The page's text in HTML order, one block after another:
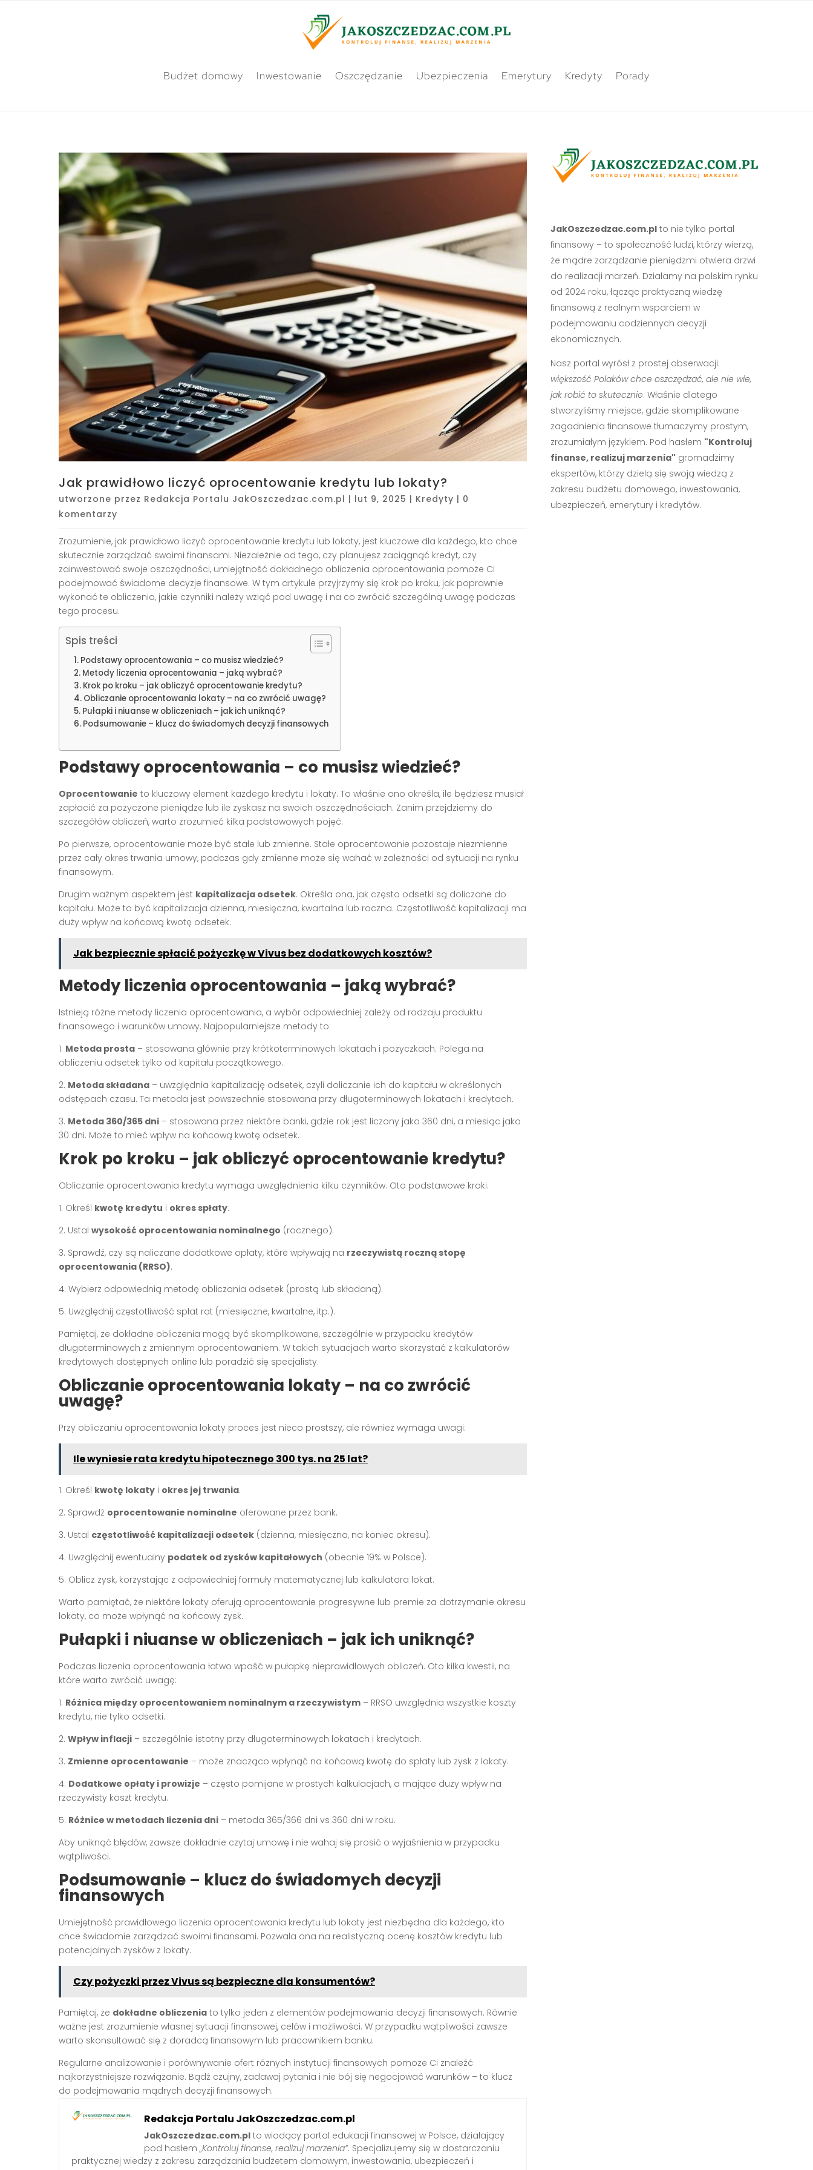
Budżet domowy Inwestowanie Oszczędzanie Ubezpieczenia Emerytury Kredyty Porady
Jak prawidłowo liczyć oprocentowanie kredytu lub lokaty?
utworzone przez Redakcja Portalu JakOszczedzac.com.pl | lut 9, 2025 | Kredyty | 0
komentarzy
Zrozumienie, jak prawidłowo liczyć oprocentowanie kredytu lub lokaty, jest kluczowe dla każdego, kto chce
skutecznie zarządzać swoimi finansami. Niezależnie od tego, czy planujesz zaciągnąć kredyt, czy
zainwestować swoje oszczędności, umiejętność dokładnego obliczenia oprocentowania pomoże Ci
podejmować świadome decyzje finansowe. W tym artykule przyjrzymy się krok po kroku, jak poprawnie
wykonać te obliczenia, jakie czynniki należy wziąć pod uwagę i na co zwrócić szczególną uwagę podczas
tego procesu.
Spis treści
Podstawy oprocentowania – co musisz wiedzieć?
Metody liczenia oprocentowania – jaką wybrać?
Krok po kroku – jak obliczyć oprocentowanie kredytu?
Obliczanie oprocentowania lokaty – na co zwrócić uwagę?
Pułapki i niuanse w obliczeniach – jak ich uniknąć?
Podsumowanie – klucz do świadomych decyzji finansowych
Podstawy oprocentowania – co musisz wiedzieć?
Oprocentowanie to kluczowy element każdego kredytu i lokaty. To właśnie ono określa, ile będziesz musiał
zapłacić za pożyczone pieniądze lub ile zyskasz na swoich oszczędnościach. Zanim przejdziemy do
szczegółów obliczeń, warto zrozumieć kilka podstawowych pojęć.
Po pierwsze, oprocentowanie może być stałe lub zmienne. Stałe oprocentowanie pozostaje niezmienne
przez cały okres trwania umowy, podczas gdy zmienne może się wahać w zależności od sytuacji na rynku
finansowym.
Drugim ważnym aspektem jest kapitalizacja odsetek. Określa ona, jak często odsetki są doliczane do
kapitału. Może to być kapitalizacja dzienna, miesięczna, kwartalna lub roczna. Częstotliwość kapitalizacji ma
duży wpływ na końcową kwotę odsetek.
Jak bezpiecznie spłacić pożyczkę w Vivus bez dodatkowych kosztów?
Metody liczenia oprocentowania – jaką wybrać?
Istnieją różne metody liczenia oprocentowania, a wybór odpowiedniej zależy od rodzaju produktu
finansowego i warunków umowy. Najpopularniejsze metody to:
1. Metoda prosta – stosowana głównie przy krótkoterminowych lokatach i pożyczkach. Polega na
obliczeniu odsetek tylko od kapitału początkowego.
2. Metoda składana – uwzględnia kapitalizację odsetek, czyli doliczanie ich do kapitału w określonych
odstępach czasu. Ta metoda jest powszechnie stosowana przy długoterminowych lokatach i kredytach.
3. Metoda 360/365 dni – stosowana przez niektóre banki, gdzie rok jest liczony jako 360 dni, a miesiąc jako
30 dni. Może to mieć wpływ na końcową kwotę odsetek.
Krok po kroku – jak obliczyć oprocentowanie kredytu?
Obliczanie oprocentowania kredytu wymaga uwzględnienia kilku czynników. Oto podstawowe kroki:
1. Określ kwotę kredytu i okres spłaty.
2. Ustal wysokość oprocentowania nominalnego (rocznego).
3. Sprawdź, czy są naliczane dodatkowe opłaty, które wpływają na rzeczywistą roczną stopę
oprocentowania (RRSO).
4. Wybierz odpowiednią metodę obliczania odsetek (prostą lub składaną).
5. Uwzględnij częstotliwość spłat rat (miesięczne, kwartalne, itp.).
Pamiętaj, że dokładne obliczenia mogą być skomplikowane, szczególnie w przypadku kredytów
długoterminowych z zmiennym oprocentowaniem. W takich sytuacjach warto skorzystać z kalkulatorów
kredytowych dostępnych online lub poradzić się specjalisty.
Obliczanie oprocentowania lokaty – na co zwrócić
uwagę?
Przy obliczaniu oprocentowania lokaty proces jest nieco prostszy, ale również wymaga uwagi:
Ile wyniesie rata kredytu hipotecznego 300 tys. na 25 lat?
1. Określ kwotę lokaty i okres jej trwania.
2. Sprawdź oprocentowanie nominalne oferowane przez bank.
3. Ustal częstotliwość kapitalizacji odsetek (dzienna, miesięczna, na koniec okresu).
4. Uwzględnij ewentualny podatek od zysków kapitałowych (obecnie 19% w Polsce).
5. Oblicz zysk, korzystając z odpowiedniej formuły matematycznej lub kalkulatora lokat.
Warto pamiętać, że niektóre lokaty oferują oprocentowanie progresywne lub premie za dotrzymanie okresu
lokaty, co może wpłynąć na końcowy zysk.
Pułapki i niuanse w obliczeniach – jak ich uniknąć?
Podczas liczenia oprocentowania łatwo wpaść w pułapkę nieprawidłowych obliczeń. Oto kilka kwestii, na
które warto zwrócić uwagę:
1. Różnica między oprocentowaniem nominalnym a rzeczywistym – RRSO uwzględnia wszystkie koszty
kredytu, nie tylko odsetki.
2. Wpływ inflacji – szczególnie istotny przy długoterminowych lokatach i kredytach.
3. Zmienne oprocentowanie – może znacząco wpłynąć na końcową kwotę do spłaty lub zysk z lokaty.
4. Dodatkowe opłaty i prowizje – często pomijane w prostych kalkulacjach, a mające duży wpływ na
rzeczywisty koszt kredytu.
5. Różnice w metodach liczenia dni – metoda 365/366 dni vs 360 dni w roku.
Aby uniknąć błędów, zawsze dokładnie czytaj umowę i nie wahaj się prosić o wyjaśnienia w przypadku
wątpliwości.
Podsumowanie – klucz do świadomych decyzji
finansowych
Umiejętność prawidłowego liczenia oprocentowania kredytu lub lokaty jest niezbędna dla każdego, kto
chce świadomie zarządzać swoimi finansami. Pozwala ona na realistyczną ocenę kosztów kredytu lub
potencjalnych zysków z lokaty.
Czy pożyczki przez Vivus są bezpieczne dla konsumentów?
Pamiętaj, że dokładne obliczenia to tylko jeden z elementów podejmowania decyzji finansowych. Równie
ważne jest zrozumienie własnej sytuacji finansowej, celów i możliwości. W przypadku wątpliwości zawsze
warto skonsultować się z doradcą finansowym lub pracownikiem banku.
Regularne analizowanie i porównywanie ofert różnych instytucji finansowych pomoże Ci znaleźć
najkorzystniejsze rozwiązanie. Bądź czujny, zadawaj pytania i nie bój się negocjować warunków – to klucz
do podejmowania mądrych decyzji finansowych.
Redakcja Portalu JakOszczedzac.com.pl
JakOszczedzac.com.pl to wiodący portal edukacji finansowej w Polsce, działający
pod hasłem „Kontroluj finanse, realizuj marzenia”. Specjalizujemy się w dostarczaniu
praktycznej wiedzy z zakresu zarządzania budżetem domowym, inwestowania, ubezpieczeń i
JakOszczedzac.com.plto nie tylko portal
finansowy – to społeczność ludzi, którzy wierzą,
że mądre zarządzanie pieniędzmi otwiera drzwi
do realizacji marzeń. Działamy na polskim rynku
od 2024 roku, łącząc praktyczną wiedzę
finansową z realnym wsparciem w
podejmowaniu codziennych decyzji
ekonomicznych.
Nasz portal wyrósł z prostej obserwacji:
większość Polaków chce oszczędzać, ale nie wie,
jak robić to skutecznie. Właśnie dlatego
stworzyliśmy miejsce, gdzie skomplikowane
zagadnienia finansowe tłumaczymy prostym,
zrozumiałym językiem. Pod hasłem "Kontroluj
finanse, realizuj marzenia" gromadzimy
ekspertów, którzy dzielą się swoją wiedzą z
zakresu budżetu domowego, inwestowania,
ubezpieczeń, emerytury i kredytów.